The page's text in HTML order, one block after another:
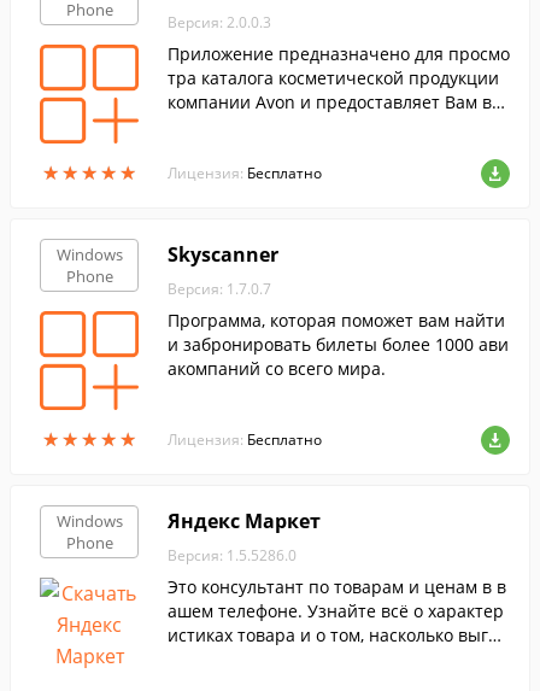
Phone
★★★★★
★★★★★
Версия: 2.0.0.3
Приложение предназначено для просмо
тра каталога косметической продукции
компании Avon и предоставляет Вам воз
Лицензия: Бесплатно
Windows
Phone
★★★★★
★★★★★
Skyscanner
Версия: 1.7.0.7
Программа, которая поможет вам найти
и забронировать билеты более 1000 ави
акомпаний со всего мира.
Лицензия: Бесплатно
Windows
Phone
Яндекс Маркет
Версия: 1.5.5286.0
Это консультант по товарам и ценам в в
ашем телефоне. Узнайте всё о характер
истиках товара и о том, насколько выгод